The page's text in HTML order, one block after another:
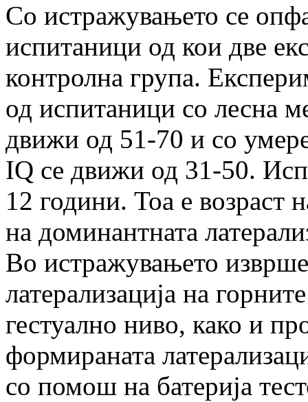
Со истражувањето се
испитаници од кои две
контролна група.
од испитаници со лесна
движи од 51-70 и со
IQ се движи од 31-50.
12 години. Тоа е возраст
на доминантната
Во истражувањето
латерализација на
гестуално ниво, како и
формираната
со помош на батерија